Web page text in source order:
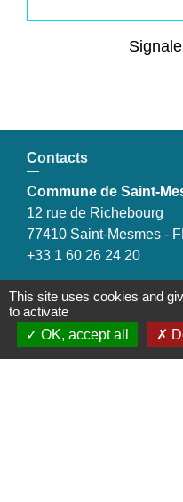
Contacts
Commune de Saint-
12 rue de Richebourg
77410 Saint-Mesmes -
+33 1 60 26 24 20
Liens
This site uses cookies and
to activate
OK, accept all